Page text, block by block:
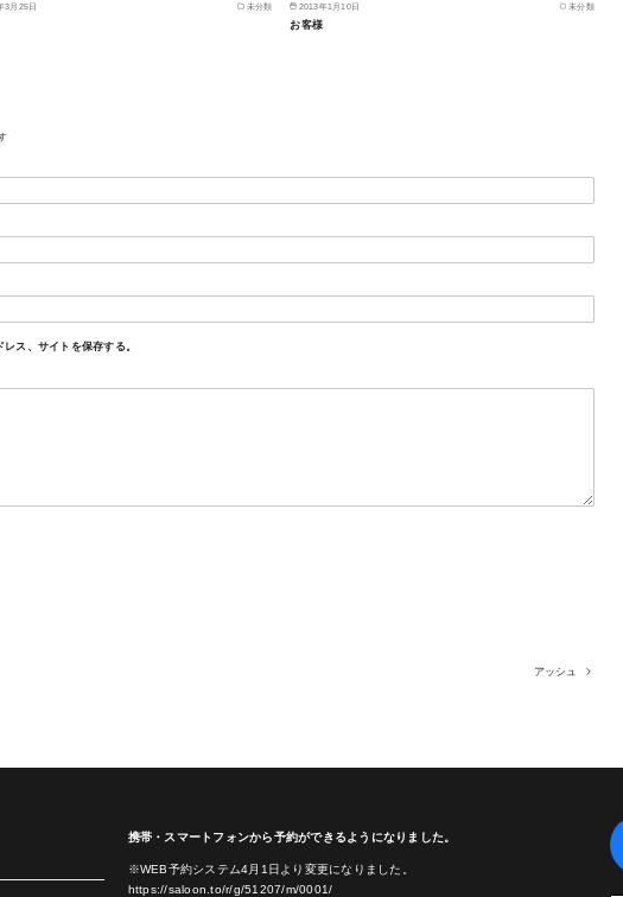
3月25日 未分類 2013年1月10日 未分類
お客様
ス、サイトを保存する。
アッシュ
携帯・スマートフォンから予約ができるようになりました。
※WEB予約システム4月1日より変更になりました。
https://saloon.to/r/g/51207/m/0001/